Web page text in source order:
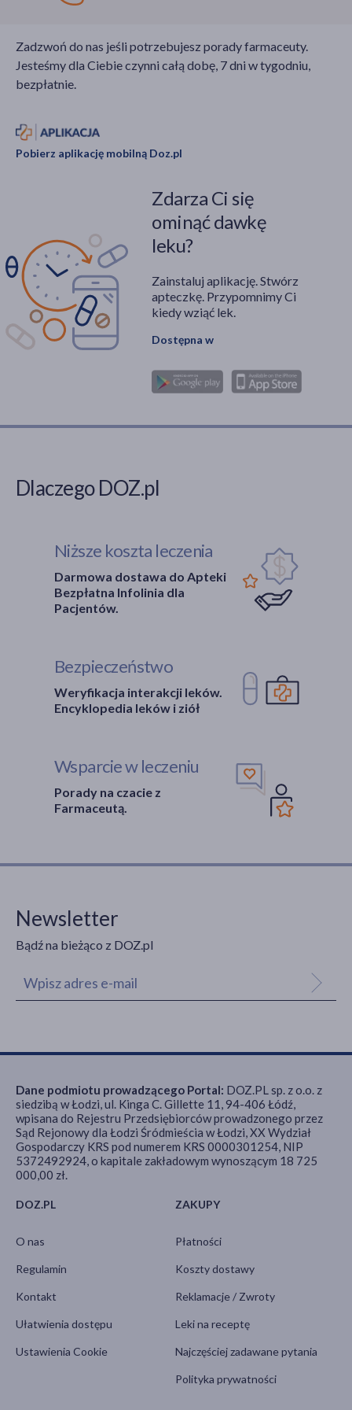
problemy z adaptacją w
społeczeństwie.
Zadzwoń do nas jeśli potrzebujesz porady farmaceuty.
Jesteśmy dla Ciebie czynni całą dobę, 7 dni w tygodniu,
bezpłatnie.
Pobierz aplikację mobilną Doz.pl
Zdarza Ci się
ominąć dawkę
leku?
Zainstaluj aplikację. Stwórz
apteczkę. Przypomnimy Ci
kiedy wziąć lek.
Dostępna w
Dlaczego DOZ.pl
Niższe koszta leczenia
Darmowa dostawa do Apteki
Bezpłatna Infolinia dla
Pacjentów.
Bezpieczeństwo
Weryfikacja interakcji leków.
Encyklopedia leków i ziół
Wsparcie w leczeniu
Porady na czacie z
Farmaceutą.
Newsletter
Bądź na bieżąco z DOZ.pl
DOZ.PL
O nas
Regulamin
Kontakt
Ułatwienia dostępu
Ustawienia Cookie
ZAKUPY
Płatności
Koszty dostawy
Reklamacje / Zwroty
Leki na receptę
Najczęściej zadawane pytania
Polityka prywatności
Dane podmiotu prowadzącego Portal: DOZ.PL sp. z o.o. z
siedzibą w Łodzi, ul. Kinga C. Gillette 11, 94-406 Łódź,
wpisana do Rejestru Przedsiębiorców prowadzonego przez
Sąd Rejonowy dla Łodzi Śródmieścia w Łodzi, XX Wydział
Gospodarczy KRS pod numerem KRS 0000301254, NIP
5372492924, o kapitale zakładowym wynoszącym 18 725
000,00 zł.